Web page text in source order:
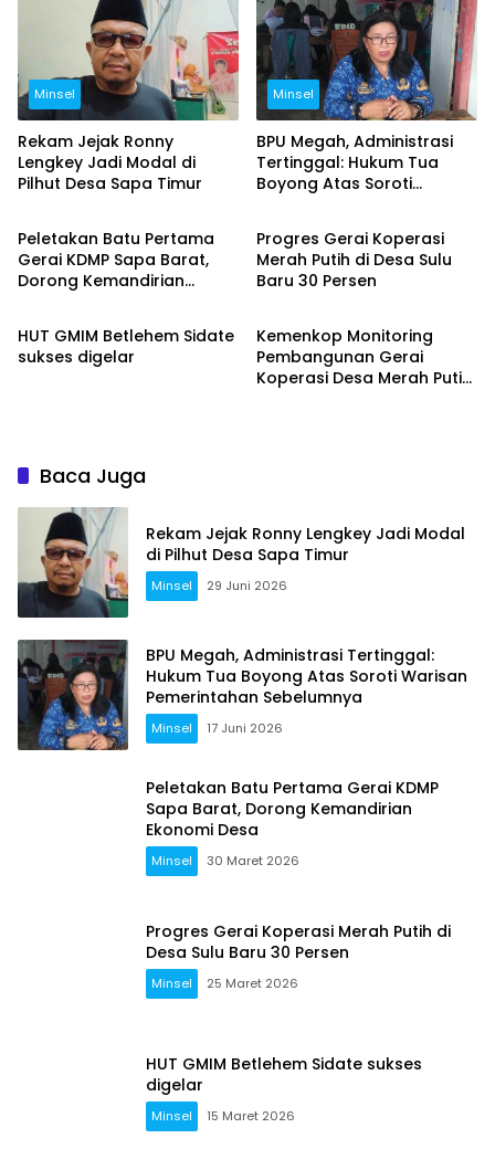
Minsel
Rekam Jejak Ronny
Lengkey Jadi Modal di
Pilhut Desa Sapa Timur
Minsel
BPU Megah, Administrasi
Tertinggal: Hukum Tua
Boyong Atas Soroti
Minsel
Peletakan Batu Pertama
Gerai KDMP Sapa Barat,
Dorong Kemandirian
Minsel
Progres Gerai Koperasi
Merah Putih di Desa Sulu
Baru 30 Persen
Minsel
HUT GMIM Betlehem Sidate
sukses digelar
Minsel
Kemenkop Monitoring
Pembangunan Gerai
Koperasi Desa Merah Putih
Baca Juga
Rekam Jejak Ronny Lengkey Jadi Modal
di Pilhut Desa Sapa Timur
Minsel 29 Juni 2026
BPU Megah, Administrasi Tertinggal:
Hukum Tua Boyong Atas Soroti Warisan
Pemerintahan Sebelumnya
Minsel 17 Juni 2026
Peletakan Batu Pertama Gerai KDMP
Sapa Barat, Dorong Kemandirian
Ekonomi Desa
Minsel 30 Maret 2026
Progres Gerai Koperasi Merah Putih di
Desa Sulu Baru 30 Persen
Minsel 25 Maret 2026
HUT GMIM Betlehem Sidate sukses
digelar
Minsel 15 Maret 2026